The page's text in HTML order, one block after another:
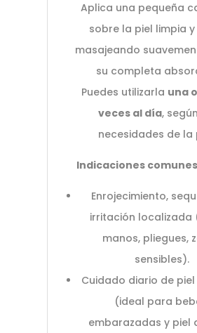
Aplica una pequeña
sobre la piel limpia
masajeando
su completa
Puedes utilizarla una
veces al día,
necesidades de la
Indicaciones
Enrojecimiento,
irritación localizada
manos, pliegues,
sensibles).
Cuidado diario de
(ideal para
embarazadas y piel